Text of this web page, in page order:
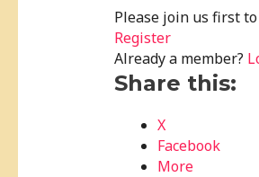
Please join us first to
Register
Already a member?
Share this:
X
Facebook
More